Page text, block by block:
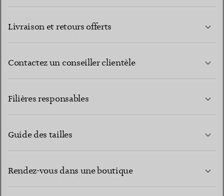
Livraison et retours offerts
Contactez un conseiller clientèle
Filières responsables
Guide des tailles
Rendez-vous dans une boutique